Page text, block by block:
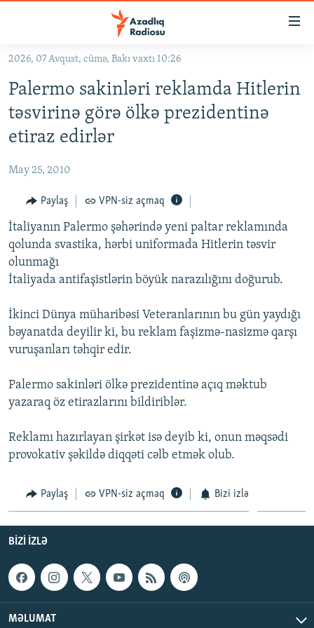
Əsas
qayıt
Əsas
qayıt
KORRUPSIOMETR
FƏRQƏ BAX
QANUNI DOĞRU
ARAŞDIRMA
MULTIMEDIA
VIDEO
İNFOQRAFIKA
KARIKATURA
RADIO ARXIV
AZƏRBAYCAN ƏDƏBIYYATI KITABXANASI
İSLAM VƏ DEMOKRATIYA
İZ - MƏDƏNIYYƏT PROQRAMI
MISSIYAMIZ
PEŞƏ ETIKASI VƏ JURNALISTIKA STANDARTLARIMIZ
MATERIALLARIMIZDAN ISTIFADƏ
AZADLIQRADIOSU MOBIL TELEFONUNUZDA
XƏBƏR BÜLLETENLƏRIMIZ
BIZI IZLƏ
RFE/RL-in bütün saytları
2026, 07 Avqust, cümə, Bakı vaxtı 10:26
Palermo sakinləri reklamda Hitlerin
təsvirinə görə ölkə prezidentinə
etiraz edirlər
May 25, 2010
Paylaş VPN-siz açmaq
İtaliyanın Palermo şəhərində yeni paltar reklamında
qolunda svastika, hərbi uniformada Hitlerin təsvir
olunmağı
İtaliyada antifaşistlərin böyük narazılığını doğurub.
İkinci Dünya müharibəsi Veteranlarının bu gün yaydığı
bəyanatda deyilir ki, bu reklam faşizmə-nasizmə qarşı
vuruşanları təhqir edir.
Palermo sakinləri ölkə prezidentinə açıq məktub
yazaraq öz etirazlarını bildiriblər.
Reklamı hazırlayan şirkət isə deyib ki, onun məqsədi
provokativ şəkildə diqqəti cəlb etmək olub.
Paylaş VPN-siz açmaq Bizi izlə
BIZI IZLƏ
MƏLUMAT